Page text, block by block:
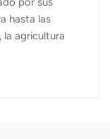
hasta las
la agricultura
nacional se
trigo, el maíz,